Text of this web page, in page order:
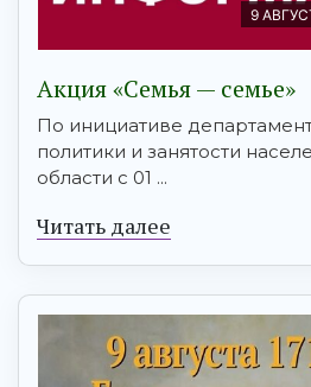
9
Акция «Семья — семье»
По инициативе
политики и занятости
области с 01 ...
Читать далее